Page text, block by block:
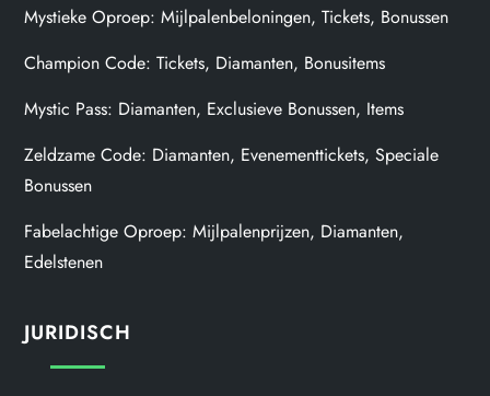
Mystieke Oproep: Mijlpalenbeloningen, Tickets, Bonussen
Champion Code: Tickets, Diamanten, Bonusitems
Mystic Pass: Diamanten, Exclusieve Bonussen, Items
Zeldzame Code: Diamanten, Evenementtickets, Speciale
Bonussen
Fabelachtige Oproep: Mijlpalenprijzen, Diamanten,
Edelstenen
JURIDISCH